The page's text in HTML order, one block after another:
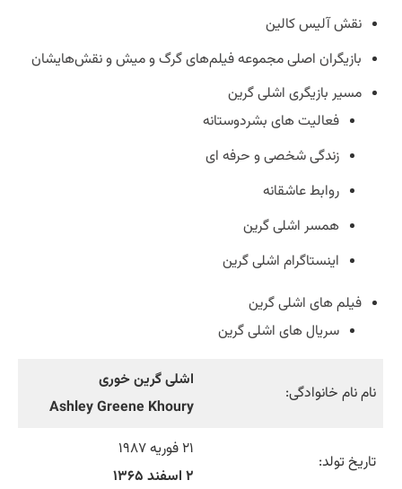
نقش آلیس کالین
بازیگران اصلی مجموعه فیلم‌های گرگ و میش و نقش‌هایشان
مسیر بازیگری اشلی گرین
فعالیت های بشردوستانه
زندگی شخصی و حرفه ای
روابط عاشقانه
همسر اشلی گرین
اینستاگرام اشلی گرین
فیلم های اشلی گرین
سریال های اشلی گرین
نام نام خانوادگی:
اشلی گرین خوری
Ashley Greene Khoury
تاریخ تولد:
۲۱ فوریه ۱۹۸۷
۲ اسفند ۱۳۶۵